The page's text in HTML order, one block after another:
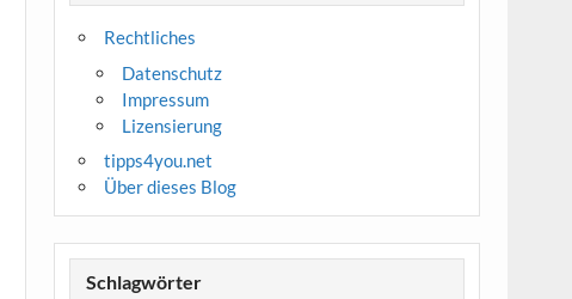
Rechtliches
Datenschutz
Impressum
Lizensierung
tipps4you.net
Über dieses Blog
Schlagwörter